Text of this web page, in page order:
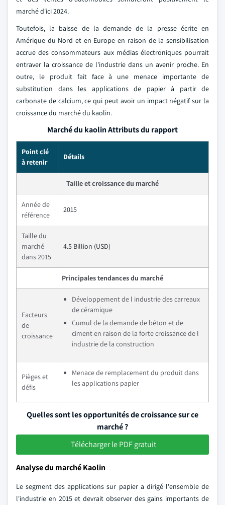
marché d'ici 2024.
Toutefois, la baisse de la demande de la presse écrite en
Amérique du Nord et en Europe en raison de la sensibilisation
accrue des consommateurs aux médias électroniques pourrait
entraver la croissance de l'industrie dans un avenir proche. En
outre, le produit fait face à une menace importante de
substitution dans les applications de papier à partir de
carbonate de calcium, ce qui peut avoir un impact négatif sur la
croissance du marché du kaolin.
Marché du kaolin Attributs du rapport
Point clé
à retenir
Détails
Taille et croissance du marché
Année de
référence
2015
Taille du
marché
dans 2015
4.5 Billion (USD)
Principales tendances du marché
Facteurs
de
croissance
Développement de l industrie des carreaux
de céramique
Cumul de la demande de béton et de
ciment en raison de la forte croissance de l
industrie de la construction
Pièges et
défis
Menace de remplacement du produit dans
les applications papier
Quelles sont les opportunités de croissance sur ce
marché ?
Télécharger le PDF gratuit
Analyse du marché Kaolin
Le segment des applications sur papier a dirigé l'ensemble de
l'industrie en 2015 et devrait observer des gains importants de